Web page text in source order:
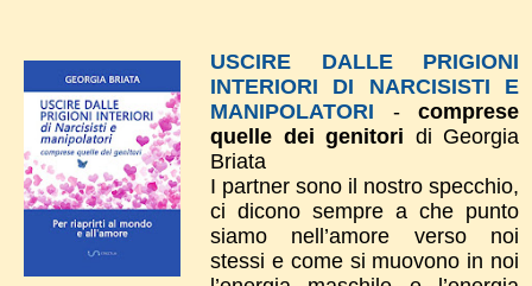
USCIRE DALLE PRIGIONI
INTERIORI DI NARCISISTI E
MANIPOLATORI
- comprese
quelle dei genitori di Georgia
Briata
I partner sono il nostro specchio,
ci dicono sempre a che punto
siamo nell’amore verso noi
stessi e come si muovono in noi